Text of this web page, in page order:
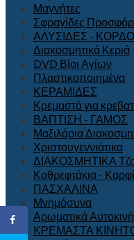
Μαγνήτες
Σφραγίδες
ΑΛΥΣΙΔΕΣ -
Διακοσμητικά Κεριά
DVD Βίοι Αγίων
Πλαστικοποιημένα
ΚΕΡΑΜΙΔΕΣ
Κρεμαστά για
ΒΑΠΤΙΣΗ - ΓΑΜΟΣ
Μαξιλάρια
Χριστουγεννιάτικα
ΔΙΑΚΟΣΜΗΤΙΚΑ
Καθρεφτάκια -
ΠΑΣΧΑΛΙΝΑ
Μνημόσυνα
Αρωματικά
ΚΡΕΜΑΣΤΑ